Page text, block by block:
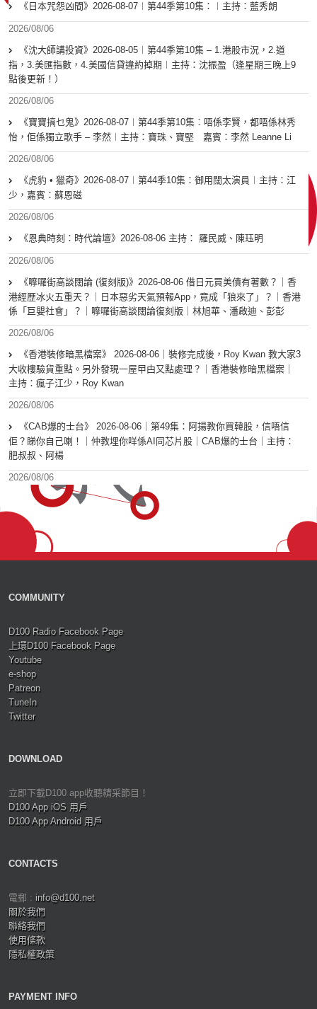
《日本咒怨凶間》2026-08-07︱第44季第10集：︱主持：藍秀朗
2026/08/06
《沈大師講投資》2026-08-05︱第44季第10集 – 1.港股市況，2.道
指，3.美匯指數，4.美國信貸違約掉期︱主持：沈振盈（逢星期三晚上9
點後更新！）
2026/08/06
《寶寶搞乜鬼》2026-08-07︱第44季第10集︰唔係李賢，都唔係林秀
怡，佢係獨立歌手 – 李然︱主持：寶珠、寶堅 嘉賓：李然 Leanne Li
2026/08/06
《虎豹 • 獵奇》2026-08-07︱第44季10集：御用闊太演員︱主持：江
少，嘉賓：蘇恩磁
2026/08/06
《恩典時刻：時代論壇》2026-08-06 主持： 羅民威、陳珏明
2026/08/06
《嚤囉街高談闊論 (復刻版)》2026-08-06 借日元買美債有著數？｜香
港經歷冰火五重天？｜日本惡劣天氣預報App，竟成「狼來了」？｜香港
係「巨嬰社會」？｜嚤囉街高談闊論復刻版｜林旭華、潘啟迪、彭彭
2026/08/06
《香港裝修暗黑檔案》 2026-08-06｜裝修完成後，Roy Kwan 教大家3
大收樓驗貨重點。另外發現一屋曱甴又點處理？｜香港裝修暗黑檔案｜
主持：瘋子江少，Roy Kwan
2026/08/06
《CAB爆的士台》 2026-08-06｜第49集：阿揚教你買韓股，信唔信
佢？睇你自己喇！｜仲教埋你咩係AI同芯片股｜CAB爆的士台｜主持：
肥叔叔、阿楊
2026/08/06
COMMUNITY
D100 Radio Facebook Page
上環D100 Facebook Page
Youtube
e-shop
Patreon
TuneIn
Twitter
DOWNLOAD
立即下載D100 app收聽精采節目！
D100 App iOS 用戶
D100 App Android 用戶
CONTACTS
電郵 : info@d100.net
關於我們
聯絡我們
使用條款
隱私權政策
PAYMENT INFO